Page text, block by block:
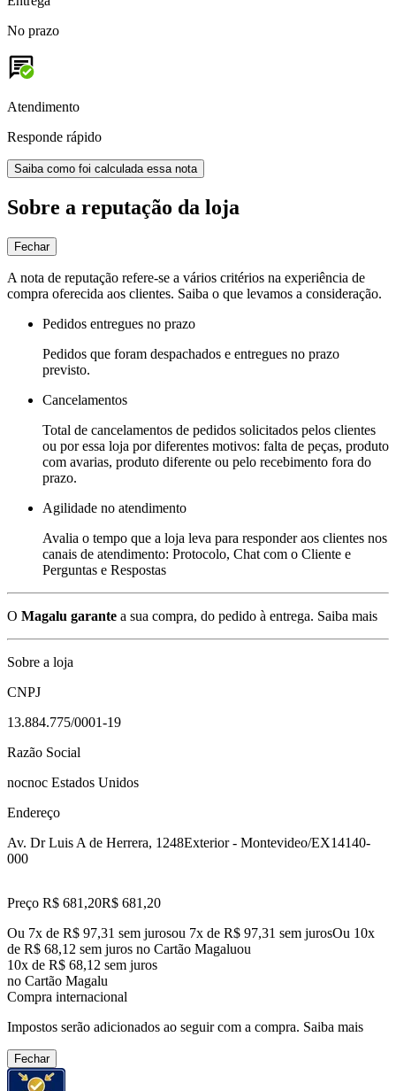
No prazo
Atendimento
Responde rápido
Saiba como foi calculada essa nota
Sobre a reputação da loja
Fechar
A nota de reputação refere-se a vários critérios na experiência de
compra oferecida aos clientes. Saiba o que levamos a consideração.
Pedidos entregues no prazo
Pedidos que foram despachados e entregues no prazo
previsto.
Cancelamentos
Total de cancelamentos de pedidos solicitados pelos clientes
ou por essa loja por diferentes motivos: falta de peças, produto
com avarias, produto diferente ou pelo recebimento fora do
prazo.
Agilidade no atendimento
Avalia o tempo que a loja leva para responder aos clientes nos
canais de atendimento: Protocolo, Chat com o Cliente e
Perguntas e Respostas
O Magalu garante a sua compra, do pedido à entrega. Saiba mais
Sobre a loja
CNPJ
13.884.775/0001-19
Razão Social
nocnoc Estados Unidos
Endereço
Av. Dr Luis A de Herrera, 1248Exterior - Montevideo/EX14140-
000
Preço R$ 681,20R$ 681 ,20
Ou 7x de R$ 97,31 sem jurosou 7x de R$ 97,31 sem jurosOu 10x
de R$ 68,12 sem juros no Cartão Magaluou
10x de R$ 68,12 sem juros
no Cartão Magalu
Compra internacional
Impostos serão adicionados ao seguir com a compra. Saiba mais
Fechar